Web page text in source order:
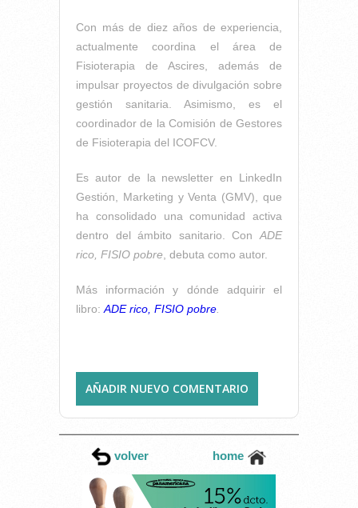
Con más de diez años de experiencia,
actualmente coordina el área de
Fisioterapia de Ascires, además de
impulsar proyectos de divulgación sobre
gestión sanitaria. Asimismo, es el
coordinador de la Comisión de Gestores
de Fisioterapia del ICOFCV.
Es autor de la newsletter en LinkedIn
Gestión, Marketing y Venta (GMV), que
ha consolidado una comunidad activa
dentro del ámbito sanitario. Con ADE
rico, FISIO pobre , debuta como autor.
Más información y dónde adquirir el
libro: ADE rico, FISIO pobre
AÑADIR NUEVO COMENTARIO
volver home